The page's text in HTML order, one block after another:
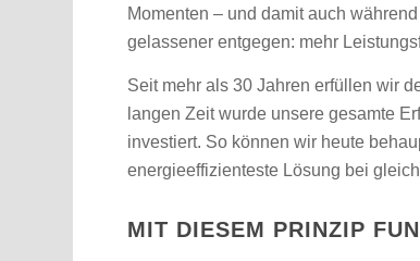
Momenten – und damit auch
gelassener entgegen: mehr
Seit mehr als 30 Jahren erfüllen wir
langen Zeit wurde unsere gesamte
investiert. So können wir heute
energieeffizienteste Lösung bei
MIT DIESEM PRINZIP